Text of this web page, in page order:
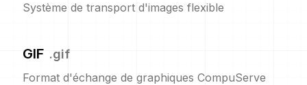
Système de transport d'images flexible
GIF .gif
Format d'échange de graphiques CompuServe